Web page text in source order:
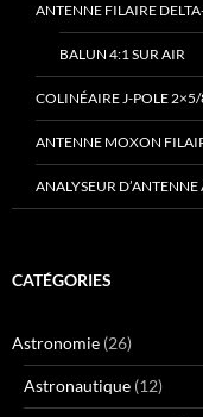
ANTENNE FILAIRE
BALUN 4:1 SUR AIR
COLINÉAIRE J-POLE
ANTENNE MOXON
ANALYSEUR
CATÉGORIES
Astronomie (26)
Astronautique (12)